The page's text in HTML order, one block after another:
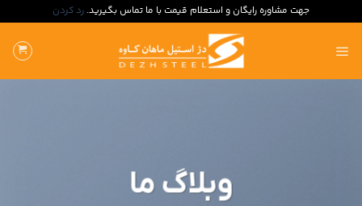
جهت مشاوره رایگان و استعلام قیمت با ما تماس بگیرید. رد کردن
محتوا
بروید
وبلاگ ما